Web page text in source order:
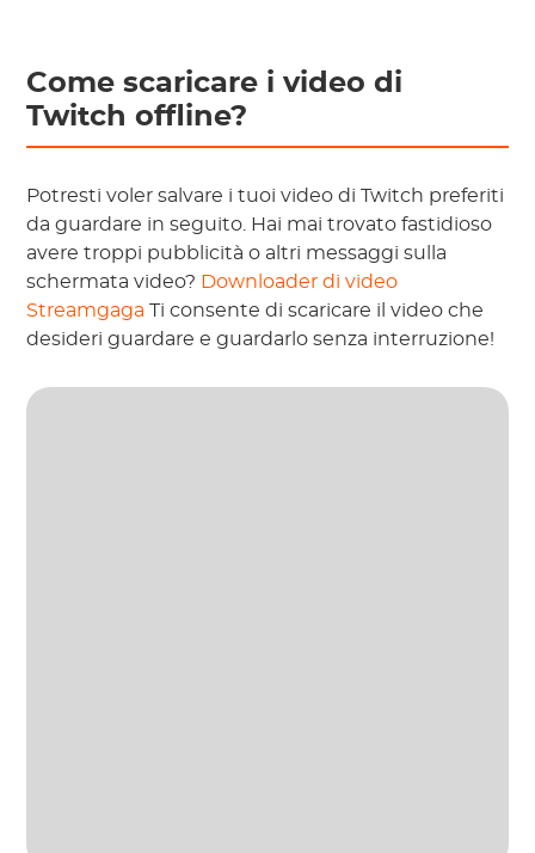
Come scaricare i video di
Twitch offline?
Potresti voler salvare i tuoi video di Twitch preferiti
da guardare in seguito. Hai mai trovato fastidioso
avere troppi pubblicità o altri messaggi sulla
schermata video? Downloader di video
StreamgagaTi consente di scaricare il video che
desideri guardare e guardarlo senza interruzione!